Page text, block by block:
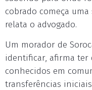
cobrado começa uma
relata o advogado.
Um morador de
identificar, afirma ter
conhecidos em
transferências